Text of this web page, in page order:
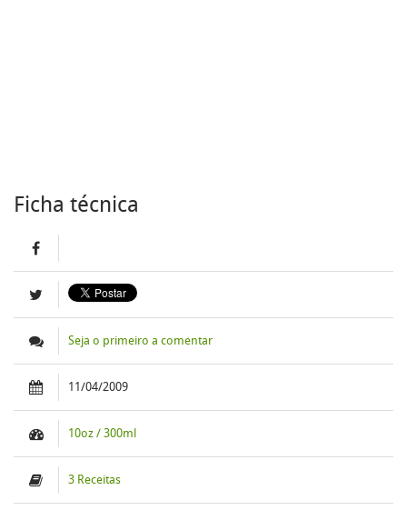
Ficha técnica
Seja o primeiro a comentar
11/04/2009
10oz / 300ml
3 Receitas